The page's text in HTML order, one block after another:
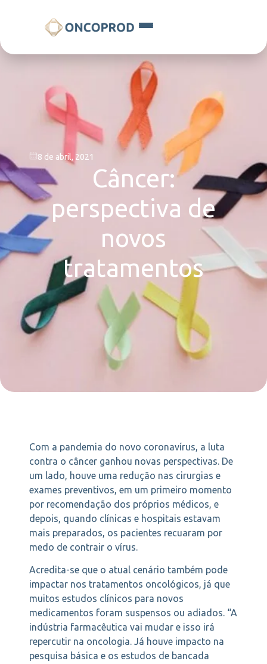
8 de abril, 2021
Câncer:
perspectiva de
novos
tratamentos
Com a pandemia do novo coronavírus, a luta
contra o câncer ganhou novas perspectivas. De
um lado, houve uma redução nas cirurgias e
exames preventivos, em um primeiro momento
por recomendação dos próprios médicos, e
depois, quando clínicas e hospitais estavam
mais preparados, os pacientes recuaram por
medo de contrair o vírus.
Acredita-se que o atual cenário também pode
impactar nos tratamentos oncológicos, já que
muitos estudos clínicos para novos
medicamentos foram suspensos ou adiados. “A
indústria farmacêutica vai mudar e isso irá
repercutir na oncologia. Já houve impacto na
pesquisa básica e os estudos de bancada